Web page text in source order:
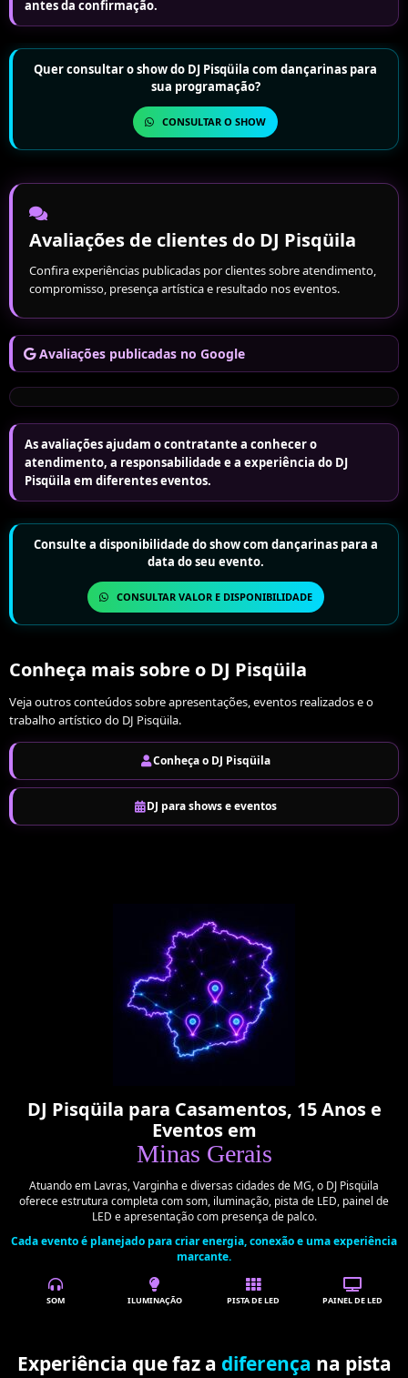
participação especial dentro da programação.
antes da confirmação.
Quer consultar o show do DJ Pisqüila com dançarinas para
sua programação?
CONSULTAR O SHOW
Avaliações de clientes do DJ Pisqüila
Confira experiências publicadas por clientes sobre atendimento,
compromisso, presença artística e resultado nos eventos.
Avaliações publicadas no Google
As avaliações ajudam o contratante a conhecer o
atendimento, a responsabilidade e a experiência do DJ
Pisqüila em diferentes eventos.
Consulte a disponibilidade do show com dançarinas para a
data do seu evento.
CONSULTAR VALOR E DISPONIBILIDADE
Conheça mais sobre o DJ Pisqüila
Veja outros conteúdos sobre apresentações, eventos realizados e o
trabalho artístico do DJ Pisqüila.
Conheça o DJ Pisqüila
DJ para shows e eventos
DJ Pisqüila para Casamentos, 15 Anos e
Eventos em
Minas Gerais
Atuando em Lavras, Varginha e diversas cidades de MG, o DJ Pisqüila
oferece estrutura completa com som, iluminação, pista de LED, painel de
LED e apresentação com presença de palco.
Cada evento é planejado para criar energia, conexão e uma experiência
marcante.
SOM ILUMINAÇÃO PISTA DE LED PAINEL DE LED
Experiência que faz a diferença na pista